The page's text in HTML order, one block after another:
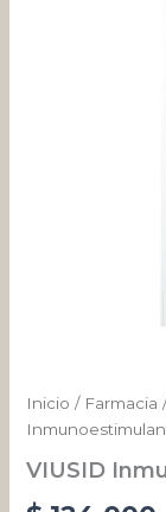
Inicio / Farmacia
VIUSID